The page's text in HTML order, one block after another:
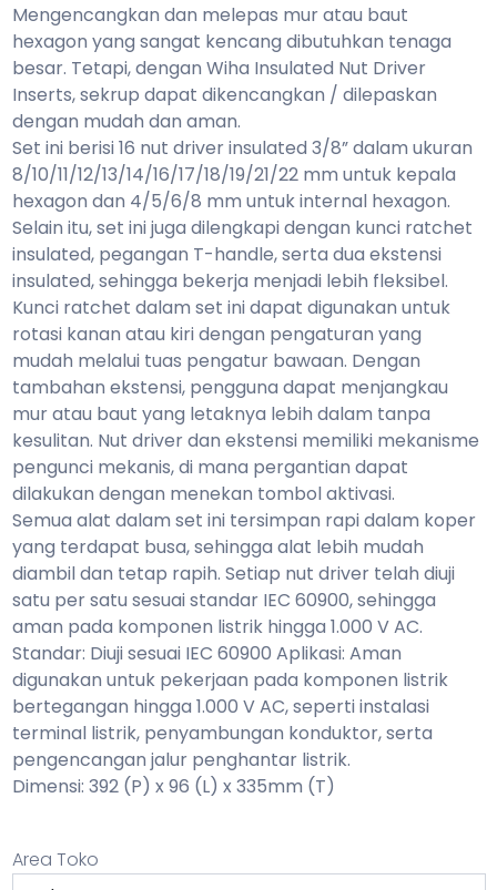
Mengencangkan dan melepas mur atau baut
hexagon yang sangat kencang dibutuhkan tenaga
besar. Tetapi, dengan Wiha Insulated Nut Driver
Inserts, sekrup dapat dikencangkan / dilepaskan
dengan mudah dan aman.
Set ini berisi 16 nut driver insulated 3/8” dalam ukuran
8/10/11/12/13/14/16/17/18/19/21/22 mm untuk kepala
hexagon dan 4/5/6/8 mm untuk internal hexagon.
Selain itu, set ini juga dilengkapi dengan kunci ratchet
insulated, pegangan T-handle, serta dua ekstensi
insulated, sehingga bekerja menjadi lebih fleksibel.
Kunci ratchet dalam set ini dapat digunakan untuk
rotasi kanan atau kiri dengan pengaturan yang
mudah melalui tuas pengatur bawaan. Dengan
tambahan ekstensi, pengguna dapat menjangkau
mur atau baut yang letaknya lebih dalam tanpa
kesulitan. Nut driver dan ekstensi memiliki mekanisme
pengunci mekanis, di mana pergantian dapat
dilakukan dengan menekan tombol aktivasi.
Semua alat dalam set ini tersimpan rapi dalam koper
yang terdapat busa, sehingga alat lebih mudah
diambil dan tetap rapih. Setiap nut driver telah diuji
satu per satu sesuai standar IEC 60900, sehingga
aman pada komponen listrik hingga 1.000 V AC.
Standar: Diuji sesuai IEC 60900 Aplikasi: Aman
digunakan untuk pekerjaan pada komponen listrik
bertegangan hingga 1.000 V AC, seperti instalasi
terminal listrik, penyambungan konduktor, serta
pengencangan jalur penghantar listrik.
Dimensi: 392 (P) x 96 (L) x 335mm (T)
Area Toko